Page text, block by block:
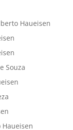
Haueisen
Souza